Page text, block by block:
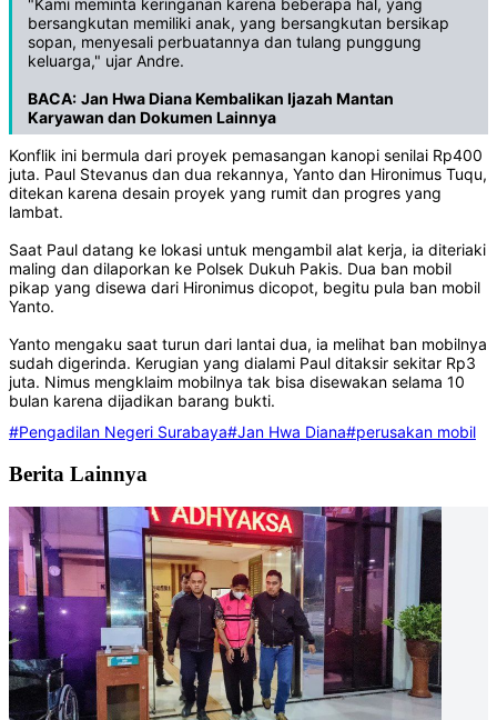
bersangkutan memiliki anak, yang bersangkutan bersikap
sopan, menyesali perbuatannya dan tulang punggung
keluarga," ujar Andre.
BACA: Jan Hwa Diana Kembalikan Ijazah Mantan
Karyawan dan Dokumen Lainnya
Konflik ini bermula dari proyek pemasangan kanopi senilai Rp400
juta. Paul Stevanus dan dua rekannya, Yanto dan Hironimus Tuqu,
ditekan karena desain proyek yang rumit dan progres yang
lambat.
Saat Paul datang ke lokasi untuk mengambil alat kerja, ia diteriaki
maling dan dilaporkan ke Polsek Dukuh Pakis. Dua ban mobil
pikap yang disewa dari Hironimus dicopot, begitu pula ban mobil
Yanto.
Yanto mengaku saat turun dari lantai dua, ia melihat ban mobilnya
sudah digerinda. Kerugian yang dialami Paul ditaksir sekitar Rp3
juta. Nimus mengklaim mobilnya tak bisa disewakan selama 10
bulan karena dijadikan barang bukti.
#Pengadilan Negeri Surabaya#Jan Hwa Diana#perusakan mobil
Berita Lainnya